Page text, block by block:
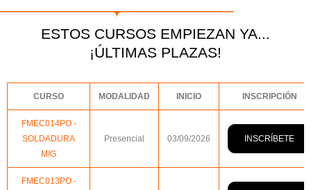
ESTOS CURSOS EMPIEZAN YA...
¡ÚLTIMAS PLAZAS!
CURSO MODALIDAD INICIO INSCRIPCIÓN
FMEC014PO -
SOLDADURA
MIG
Presencial 03/09/2026 INSCRÍBETE
FMEC013PO -